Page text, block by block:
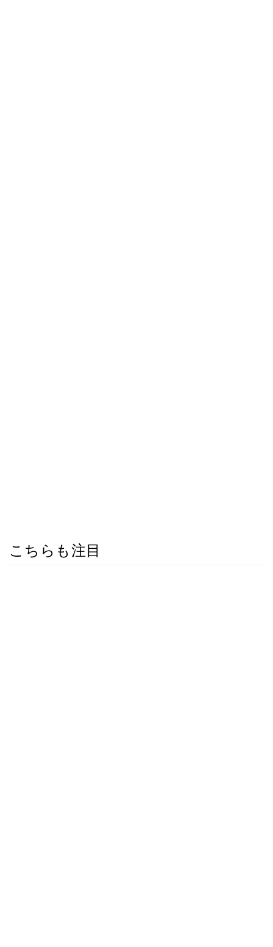
こちらも注目